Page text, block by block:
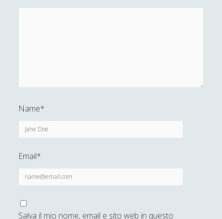
Name*
Email*
Salva il mio nome, email e sito web in questo